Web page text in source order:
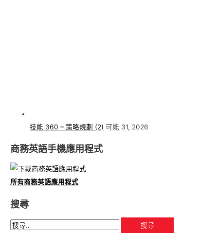
技能 360 – 策略規劃 (2) 可能 31, 2026
商務英語手機應用程式
所有商務英語應用程式
搜尋